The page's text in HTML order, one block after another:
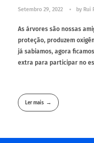
Setembro 29, 2022 by Rui
As árvores são nossas
proteção, produzem
já sabiamos, agora
extra para participar no
Ler mais